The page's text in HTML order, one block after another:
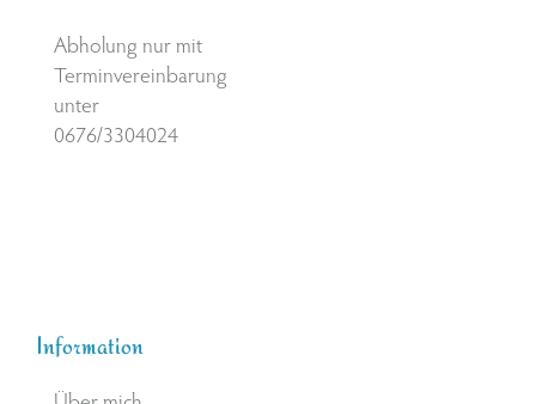
Abholung nur mit
Terminvereinbarung
unter
0676/3304024
Information